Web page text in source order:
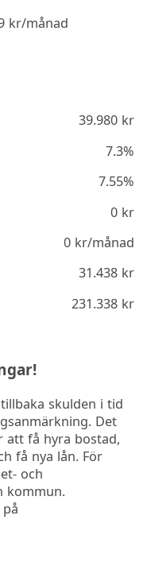
kr/månad
39.980kr
7.3%
7.55%
0kr
0kr/månad
31.438kr
231.338kr
skulden i tid
Det
att få hyra bostad,
få nya lån. För
och
kommun.